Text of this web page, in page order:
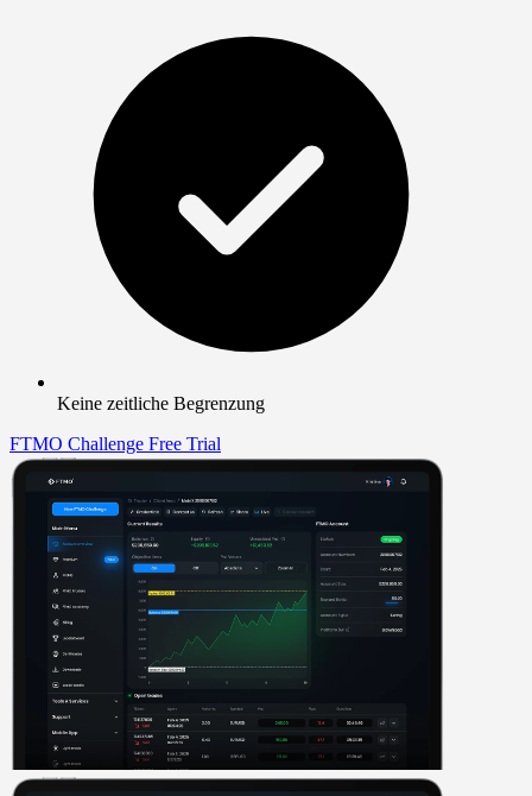
Keine zeitliche Begrenzung
FTMO Challenge Free Trial